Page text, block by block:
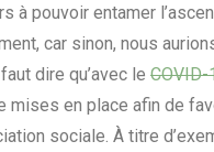
à pouvoir entamer
car sinon, nous
dire qu’avec le COVID-
mises en place afin de
sociale. À titre